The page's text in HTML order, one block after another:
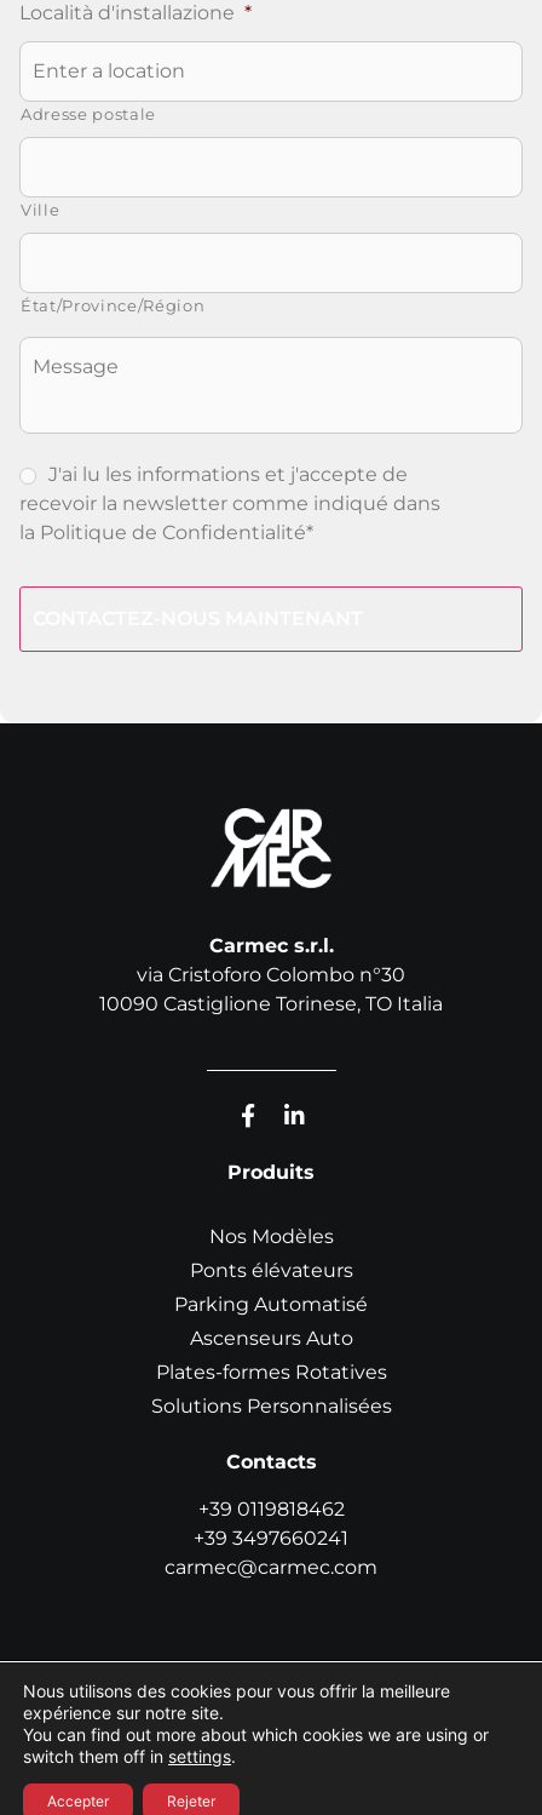
Località d'installazione *
Adresse postale
Ville
État/Province/Région
Senza
Titolo
J'ai lu les informations et j'accepte de
recevoir la newsletter comme indiqué dans
la Politique de Confidentialité*
Carmec s.r.l.
via Cristoforo Colombo n°30
10090 Castiglione Torinese, TO Italia
Produits
Nos Modèles
Ponts élévateurs
Parking Automatisé
Ascenseurs Auto
Plates-formes Rotatives
Solutions Personnalisées
Contacts
+39 0119818462
+39 3497660241
carmec@carmec.com
©2026Carmec S.r.l.- Numéro de TVA IT08036000019
Privacy|Cookie|Cookie Settings|Informations sur la loi
Boosted by
Nous utilisons des cookies pour vous offrir la meilleure
expérience sur notre site.
You can find out more about which cookies we are using or
switch them off in settings.
Accepter Rejeter